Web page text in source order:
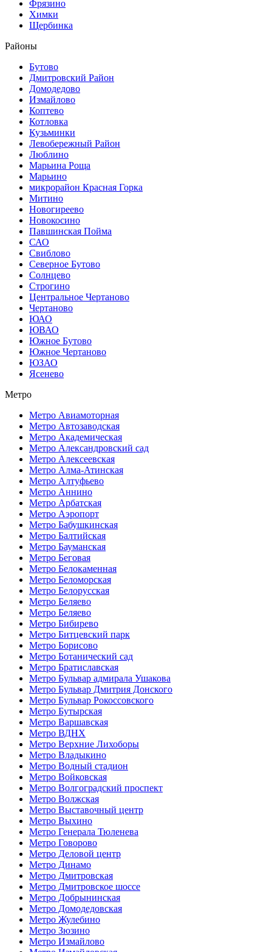
Фрязино
Химки
Щербинка
Районы
Бутово
Дмитровский Район
Домодедово
Измайлово
Коптево
Котловка
Кузьминки
Левобережный Район
Люблино
Марьина Роща
Марьино
микрорайон Красная Горка
Митино
Новогиреево
Новокосино
Павшинская Пойма
САО
Свиблово
Северное Бутово
Солнцево
Строгино
Центральное Чертаново
Чертаново
ЮАО
ЮВАО
Южное Бутово
Южное Чертаново
ЮЗАО
Ясенево
Метро
Метро Авиамоторная
Метро Автозаводская
Метро Академическая
Метро Александровский сад
Метро Алексеевская
Метро Алма-Атинская
Метро Алтуфьево
Метро Аннино
Метро Арбатская
Метро Аэропорт
Метро Бабушкинская
Метро Балтийская
Метро Бауманская
Метро Беговая
Метро Белокаменная
Метро Беломорская
Метро Белорусская
Метро Беляево
Метро Беляево
Метро Бибирево
Метро Битцевский парк
Метро Борисово
Метро Ботанический сад
Метро Братиславская
Метро Бульвар адмирала Ушакова
Метро Бульвар Дмитрия Донского
Метро Бульвар Рокоссовского
Метро Бутырская
Метро Варшавская
Метро ВДНХ
Метро Верхние Лихоборы
Метро Владыкино
Метро Водный стадион
Метро Войковская
Метро Волгоградский проспект
Метро Волжская
Метро Выставочный центр
Метро Выхино
Метро Генерала Тюленева
Метро Говорово
Метро Деловой центр
Метро Динамо
Метро Дмитровская
Метро Дмитровское шоссе
Метро Добрынинская
Метро Домодедовская
Метро Жулебино
Метро Зюзино
Метро Измайлово